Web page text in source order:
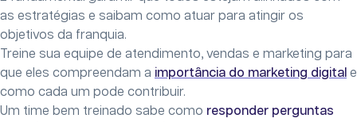
as estratégias e saibam como atuar para atingir os
objetivos da franquia.
Treine sua equipe de atendimento, vendas e marketing para
que eles compreendam a importância do marketing digital e
como cada um pode contribuir.
Um time bem treinado sabe como responder perguntas